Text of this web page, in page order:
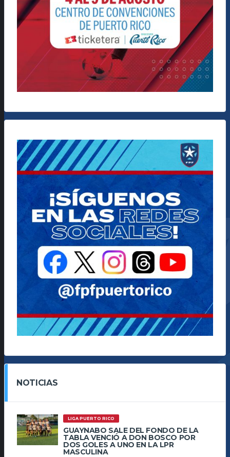
NOTICIAS
LIGA PUERTO RICO
GUAYNABO SALE DEL FONDO DE LA
TABLA VENCIÓ A DON BOSCO POR
DOS GOLES A UNO EN LA LPR
MASCULINA